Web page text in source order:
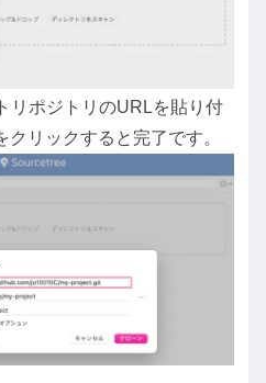
リポジトリのURLを貼り付
リックすると完了です。